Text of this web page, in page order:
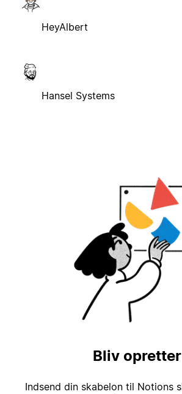
HeyAlbert
Hansel Systems
Bliv opretter
Indsend din skabelon til Notions